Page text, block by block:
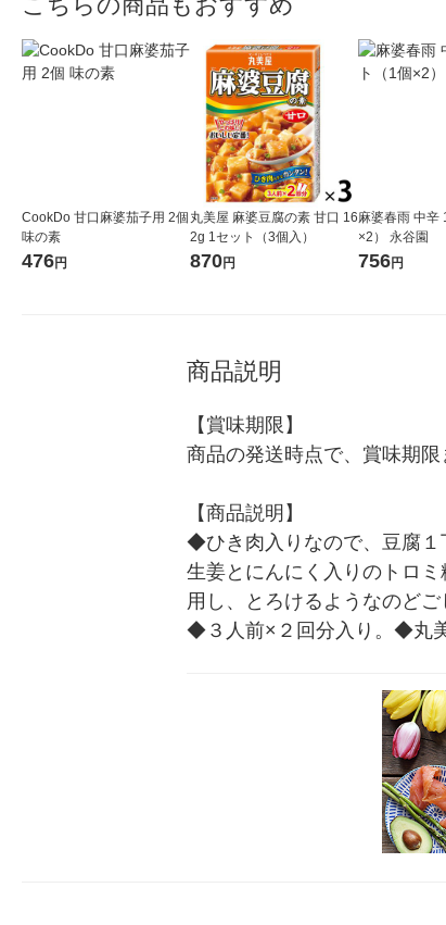
CookDo 甘口麻婆茄子用 2個
味の素
476円
丸美屋 麻婆豆腐の素 甘口 16
2g 1セット（3個入）
870円
麻婆春雨 中辛
×2） 永谷園
756円
商品説明
【賞味期限】
商品の発送時点で、賞味期限
【商品説明】
◆ひき肉入りなので、豆腐１
生姜とにんにく入りのトロ
用し、とろけるようなのど
◆３人前×２回分入り。◆丸